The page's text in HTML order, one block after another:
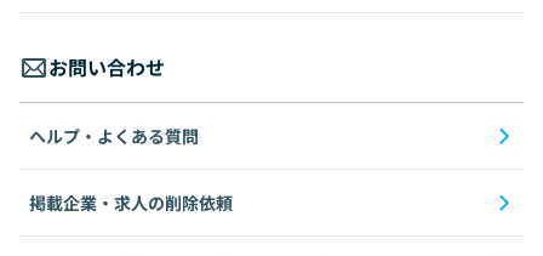
お問い合わせ
ヘルプ・よくある質問
掲載企業・求人の削除依頼